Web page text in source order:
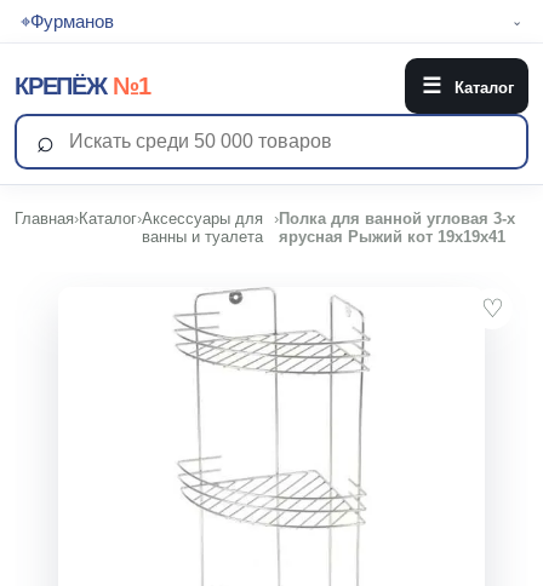
⌖Фурманов ⌄
КРЕПЁЖ №1 ☰ Каталог
⌕
Главная›Каталог›Аксессуары для
ванны и туалета
›Полка для ванной угловая 3-х
ярусная Рыжий кот 19х19х41
♡